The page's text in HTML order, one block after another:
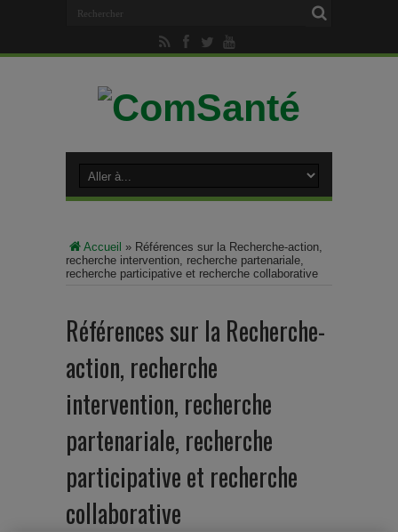
Accueil » Références sur la Recherche-action,
recherche intervention, recherche partenariale,
recherche participative et recherche collaborative
Références sur la Recherche-
action, recherche
intervention, recherche
partenariale, recherche
participative et recherche
collaborative